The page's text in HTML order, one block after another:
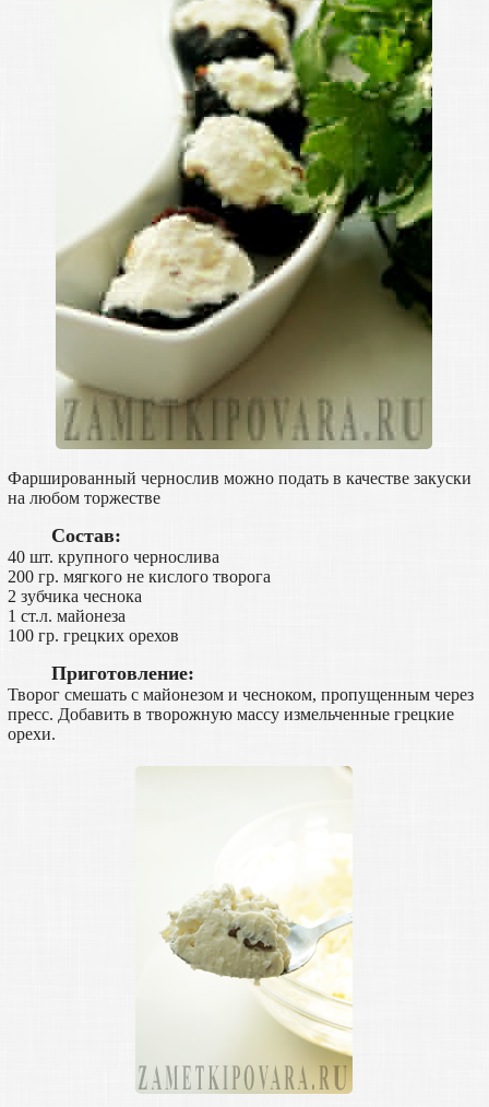
Фаршированный чернослив можно подать в качестве закуски
на любом торжестве
Состав:
40 шт. крупного чернослива
200 гр. мягкого не кислого творога
2 зубчика чеснока
1 ст.л. майонеза
100 гр. грецких орехов
Приготовление:
Творог смешать с майонезом и чесноком, пропущенным через
пресс. Добавить в творожную массу измельченные грецкие
орехи.